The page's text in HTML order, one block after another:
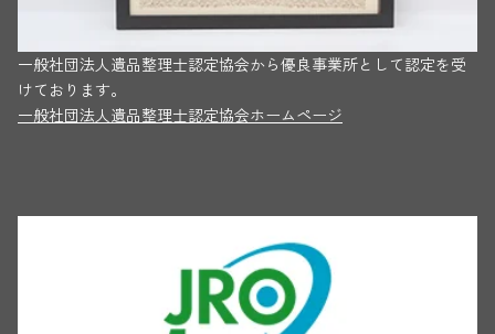
一般社団法人遺品整理士認定協会から優良事業所として認定を受
けております。
一般社団法人遺品整理士認定協会ホームページ